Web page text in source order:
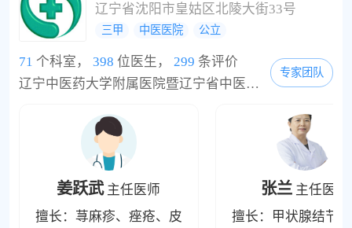
辽宁省沈阳市皇姑区北陵大街33号
三甲 中医医院 公立
71 个科室， 398 位医生， 299 条评价
辽宁中医药大学附属医院暨辽宁省中医医院自1956年建院，凭借半个多世纪的发展建设和中医药传统文化的积淀，现已成为东北地区一所集医疗、科研、教学、康复、保健于一体的大型综合性三级甲等中医院。医院是首批全国百姓放心示范中医院，全国“文明单位”，省“文明标兵”，国家中医临床研究基地，国家中医药标准研究推广基地，国家食品药品监督管理局临床药理基地，首批国家中医药管理局“治未病”预防保健服务试点单位，辽宁省...
专家团队
姜跃武 主任医师
擅长：荨麻疹、痤疮、皮
张兰 主任医师
擅长：甲状腺结节